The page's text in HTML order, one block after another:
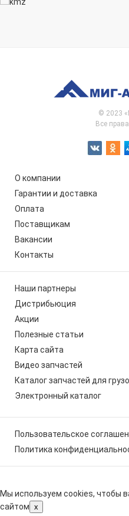
© 2023
Все
О компании
Гарантии и доставка
Оплата
Поставщикам
Вакансии
Контакты
Наши партнеры
Дистрибьюция
Акции
Полезные статьи
Карта сайта
Видео запчастей
Каталог запчастей для
Электронный каталог
Пользовательское
Политика
Мы используем cookies, чтобы
сайтом x